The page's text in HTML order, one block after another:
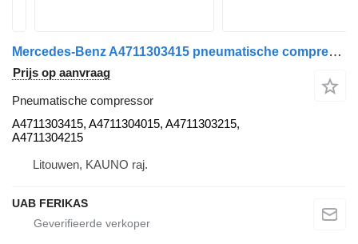
Mercedes-Benz A4711303415 pneumatische compressor voor Mercedes-Benz Actros MP4 trekker
Prijs op aanvraag
Pneumatische compressor
A4711303415, A4711304015, A4711303215,
A4711304215
Litouwen, KAUNO raj.
UAB FERIKAS